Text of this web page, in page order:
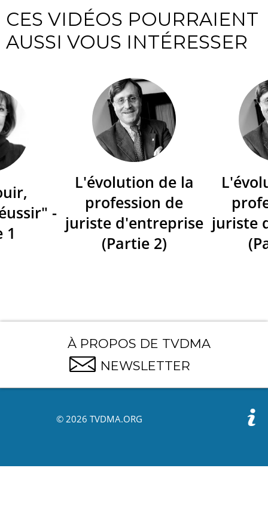
CES VIDÉOS POURRAIENT
AUSSI VOUS INTÉRESSER
-
1
L'évolution de la
profession de
juriste d'entreprise
(Partie 2)
juriste
À PROPOS DE TVDMA
NEWSLETTER
© 2026 TVDMA.ORG